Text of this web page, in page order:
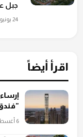
جبل
24 يونيو 2026
اقرأ أيضاً
6 أغسطس 2026